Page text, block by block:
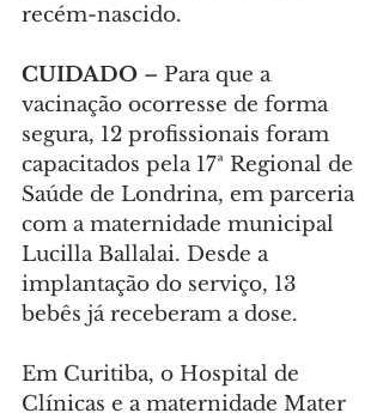
recém-nascido.
CUIDADO – Para que a
vacinação ocorresse de forma
segura, 12 profissionais foram
capacitados pela 17ª Regional de
Saúde de Londrina, em parceria
com a maternidade municipal
Lucilla Ballalai. Desde a
implantação do serviço, 13
bebês já receberam a dose.
Em Curitiba, o Hospital de
Clínicas e a maternidade Mater